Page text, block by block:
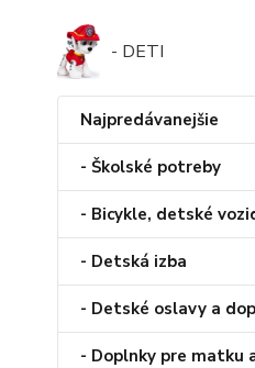
- DETI
Najpredávanejšie
- Školské potreby
- Bicykle, detské
- Detská izba
- Detské oslavy a
- Doplnky pre matku